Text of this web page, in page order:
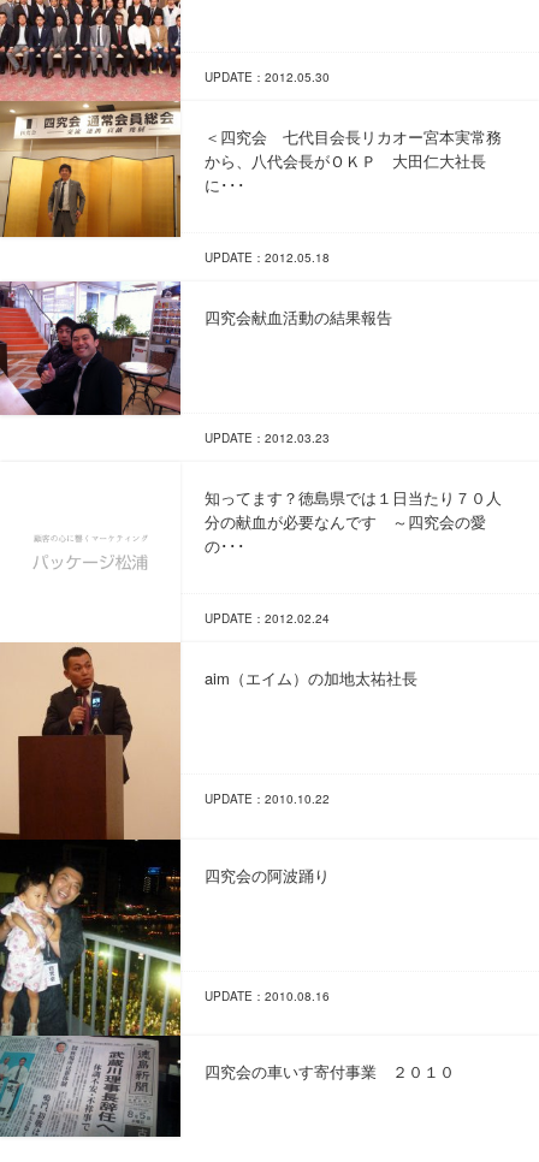
UPDATE：2012.05.30
＜四究会 七代目会長リカオー宮本実常務
から、八代会長がＯＫＰ 大田仁大社長
に･･･
UPDATE：2012.05.18
四究会献血活動の結果報告
UPDATE：2012.03.23
知ってます？徳島県では１日当たり７０人
分の献血が必要なんです ～四究会の愛
の･･･
UPDATE：2012.02.24
aim（エイム）の加地太祐社長
UPDATE：2010.10.22
四究会の阿波踊り
UPDATE：2010.08.16
四究会の車いす寄付事業 ２０１０